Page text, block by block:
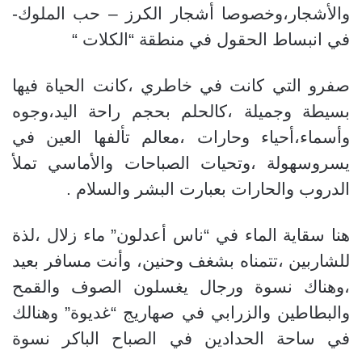
والأشجار،وخصوصا أشجار الكرز – حب الملوك-
في انبساط الحقول في منطقة “الكلات “
صفرو التي كانت في خاطري ،كانت الحياة فيها
بسيطة وجميلة ،كالحلم بحجم راحة اليد،وجوه
وأسماء،أحياء وحارات ،معالم تألفها العين في
يسروسهولة ،وتحيات الصباحات والأماسي تملأ
الدروب والحارات بعبارت البشر والسلام .
هنا سقاية الماء في “ناس أعدلون” ماء زلال ،لذة
للشاربين ،تتمناه بشغف وحنين، وأنت مسافر بعيد
،وهناك نسوة ورجال يغسلون الصوف والقمح
والبطاطين والزرابي في صهاريج “غديوة” وهنالك
في ساحة الحدادين في الصباح الباكر نسوة